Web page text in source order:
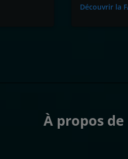
Découvrir la
À propos